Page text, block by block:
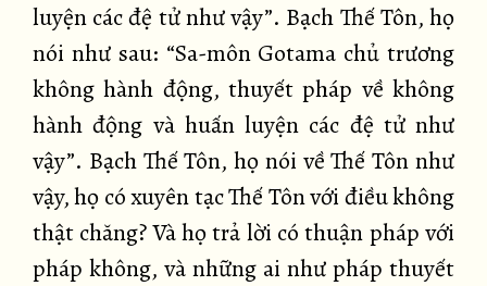
luyện các đệ tử như vậy”. Bạch Thế Tôn, họ
nói như sau: “Sa-môn Gotama chủ trương
không hành động, thuyết pháp về không
hành động và huấn luyện các đệ tử như
vậy”. Bạch Thế Tôn, họ nói về Thế Tôn như
vậy, họ có xuyên tạc Thế Tôn với điều không
thật chăng? Và họ trả lời có thuận pháp với
pháp không, và những ai như pháp thuyết